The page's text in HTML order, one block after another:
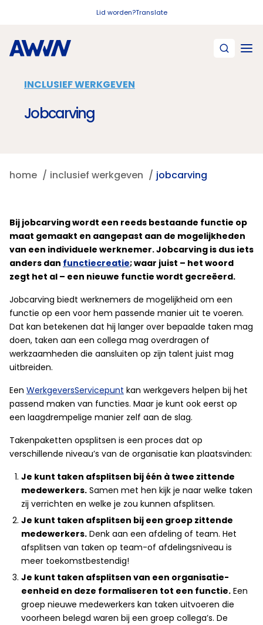
Lid worden?Translate
INCLUSIEF WERKGEVEN
Jobcarving
home inclusief werkgeven jobcarving
Bij jobcarving wordt een reeds bestaande functie op
maat gemaakt en aangepast aan de mogelijkheden
van een individuele werknemer. Jobcarving is dus iets
anders dan functiecreatie; waar juist – het woord
zegt het al – een nieuwe functie wordt gecreëerd.
Jobcarving biedt werknemers de mogelijkheid om een
functie op een voor hem passende manier uit te voeren.
Dat kan betekenen dat hij langer over bepaalde taken mag
doen, taken aan een collega mag overdragen of
werkzaamheden die aansluiten op zijn talent juist mag
uitbreiden.
Een WerkgeversServicepunt kan werkgevers helpen bij het
passend maken van functies. Maar je kunt ook eerst op
een laagdrempelige manier zelf aan de slag.
Takenpaketten opsplitsen is een proces dat op
verschillende niveau’s van de organisatie kan plaatsvinden:
Je kunt taken afsplitsen bij één à twee zittende
medewerkers. Samen met hen kijk je naar welke taken
zij verrichten en welke je zou kunnen afsplitsen.
Je kunt taken afsplitsen bij een groep zittende
medewerkers. Denk aan een afdeling of team. Het
afsplitsen van taken op team-of afdelingsniveau is
meer toekomstbestendig!
Je kunt taken afsplitsen van een organisatie-
eenheid en deze formaliseren tot een functie. Een
groep nieuwe medewerkers kan taken uitvoeren die
voorheen belegd waren bij een groep collega’s. De